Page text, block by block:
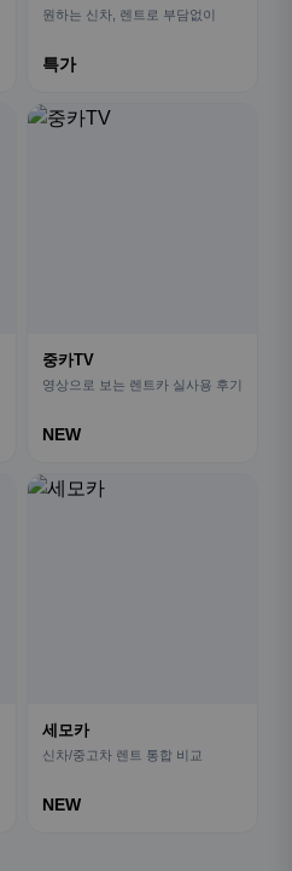
원하는 신차, 렌트로 부담없이
특가
중카TV
영상으로 보는 렌트카 실사용 후기
NEW
세모카
신차/중고차 렌트 통합 비교
NEW